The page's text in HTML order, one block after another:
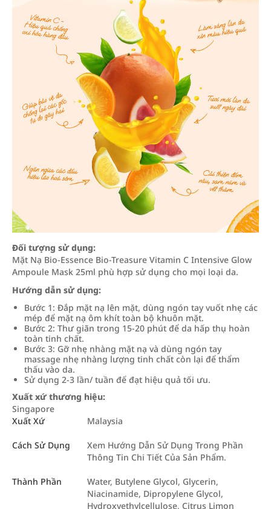
Đối tượng sử dụng:
Mặt Nạ Bio-Essence Bio-Treasure Vitamin C Intensive Glow
Ampoule Mask 25ml phù hợp sử dụng cho mọi loại da.
Hướng dẫn sử dụng:
Bước 1: Đắp mặt nạ lên mặt, dùng ngón tay vuốt nhẹ các
mép để mặt nạ ôm khít toàn bộ khuôn mặt.
Bước 2: Thư giãn trong 15-20 phút để da hấp thụ hoàn
toàn tinh chất.
Bước 3: Gỡ nhẹ nhàng mặt nạ và dùng ngón tay
massage nhẹ nhàng lượng tinh chất còn lại để thẩm
thấu vào da.
Sử dụng 2-3 lần/ tuần để đạt hiệu quả tối ưu.
Xuất xứ thương hiệu:
Singapore
Xuất Xứ
Malaysia
Cách Sử Dụng
Xem Hướng Dẫn Sử Dụng Trong Phần
Thông Tin Chi Tiết Của Sản Phẩm.
Thành Phần
Water, Butylene Glycol, Glycerin,
Niacinamide, Dipropylene Glycol,
Hydroxyethylcellulose, Citrus Limon